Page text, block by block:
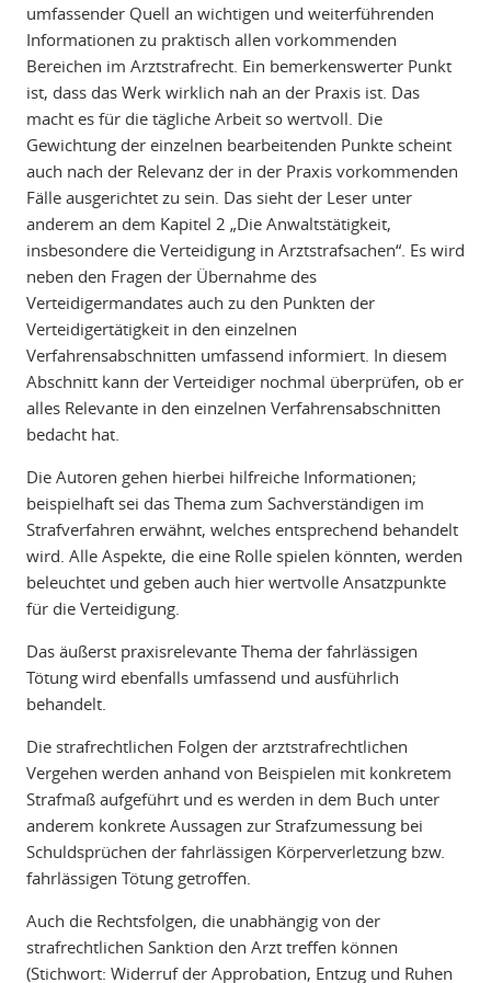
umfassender Quell an wichtigen und weiterführenden
Informationen zu praktisch allen vorkommenden
Bereichen im Arztstrafrecht. Ein bemerkenswerter Punkt
ist, dass das Werk wirklich nah an der Praxis ist. Das
macht es für die tägliche Arbeit so wertvoll. Die
Gewichtung der einzelnen bearbeitenden Punkte scheint
auch nach der Relevanz der in der Praxis vorkommenden
Fälle ausgerichtet zu sein. Das sieht der Leser unter
anderem an dem Kapitel 2 „Die Anwaltstätigkeit,
insbesondere die Verteidigung in Arztstrafsachen“. Es wird
neben den Fragen der Übernahme des
Verteidigermandates auch zu den Punkten der
Verteidigertätigkeit in den einzelnen
Verfahrensabschnitten umfassend informiert. In diesem
Abschnitt kann der Verteidiger nochmal überprüfen, ob er
alles Relevante in den einzelnen Verfahrensabschnitten
bedacht hat.
Die Autoren gehen hierbei hilfreiche Informationen;
beispielhaft sei das Thema zum Sachverständigen im
Strafverfahren erwähnt, welches entsprechend behandelt
wird. Alle Aspekte, die eine Rolle spielen könnten, werden
beleuchtet und geben auch hier wertvolle Ansatzpunkte
für die Verteidigung.
Das äußerst praxisrelevante Thema der fahrlässigen
Tötung wird ebenfalls umfassend und ausführlich
behandelt.
Die strafrechtlichen Folgen der arztstrafrechtlichen
Vergehen werden anhand von Beispielen mit konkretem
Strafmaß aufgeführt und es werden in dem Buch unter
anderem konkrete Aussagen zur Strafzumessung bei
Schuldsprüchen der fahrlässigen Körperverletzung bzw.
fahrlässigen Tötung getroffen.
Auch die Rechtsfolgen, die unabhängig von der
strafrechtlichen Sanktion den Arzt treffen können
(Stichwort: Widerruf der Approbation, Entzug und Ruhen